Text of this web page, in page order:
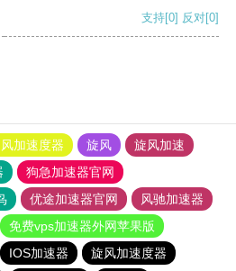
支持[0] 反对[0]
加速度器 旋风
旋风加速
狗急加速器官网
优途加速器官网
风驰加速器
免费vps加速器外网苹果版
IOS加速器
旋风加速度器